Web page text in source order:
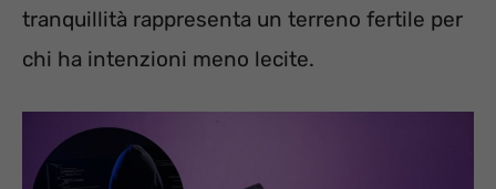
tranquillità rappresenta un terreno fertile per
chi ha intenzioni meno lecite.